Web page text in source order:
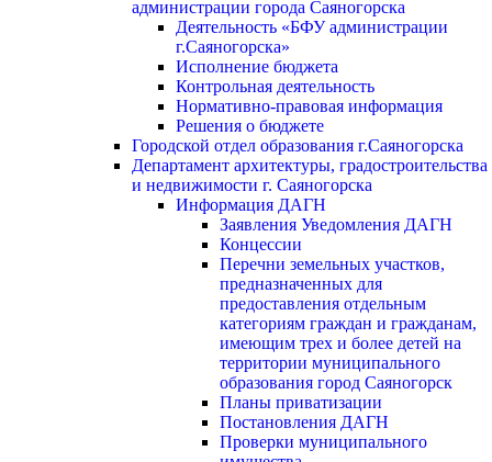
администрации города Саяногорска
Деятельность «БФУ администрации
г.Саяногорска»
Исполнение бюджета
Контрольная деятельность
Нормативно-правовая информация
Решения о бюджете
Городской отдел образования г.Саяногорска
Департамент архитектуры, градостроительства
и недвижимости г. Саяногорска
Информация ДАГН
Заявления Уведомления ДАГН
Концессии
Перечни земельных участков,
предназначенных для
предоставления отдельным
категориям граждан и гражданам,
имеющим трех и более детей на
территории муниципального
образования город Саяногорск
Планы приватизации
Постановления ДАГН
Проверки муниципального